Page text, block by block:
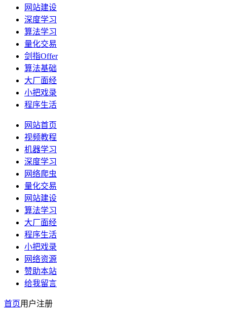
网站建设
深度学习
算法学习
量化交易
剑指Offer
算法基础
大厂面经
小把戏录
程序生活
网站首页
视频教程
机器学习
深度学习
网络爬虫
量化交易
网站建设
算法学习
大厂面经
程序生活
小把戏录
网络资源
赞助本站
给我留言
首页用户注册